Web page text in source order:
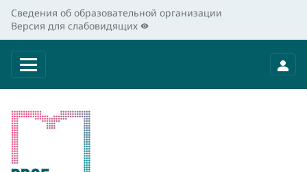
Сведения об образовательной организации
Версия для слабовидящих